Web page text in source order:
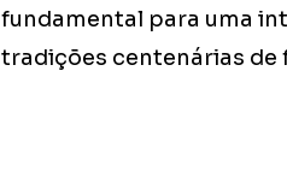
fundamental para uma
tradições centenárias de